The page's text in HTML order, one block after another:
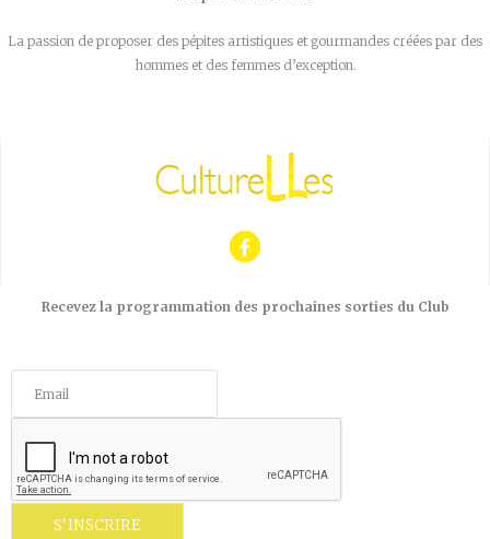
La passion de proposer des pépites artistiques et gourmandes créées par des
hommes et des femmes d’exception.
Recevez la programmation des prochaines sorties du Club